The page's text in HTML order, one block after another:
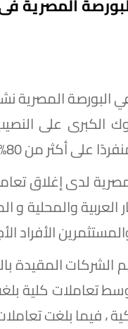
البورصة المصرية
الكبرى على
من إجمالي تداولات القطاع.
لدى إغلاق
والمحلية و
الأفراد
بلغت تعاملات سوق